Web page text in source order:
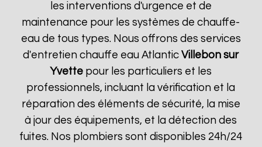
les interventions d'urgence et de
maintenance pour les systèmes de chauffe-
eau de tous types. Nous offrons des services
d'entretien chauffe eau AtlanticVillebon sur
Yvette pour les particuliers et les
professionnels, incluant la vérification et la
réparation des éléments de sécurité, la mise
à jour des équipements, et la détection des
fuites. Nos plombiers sont disponibles 24h/24